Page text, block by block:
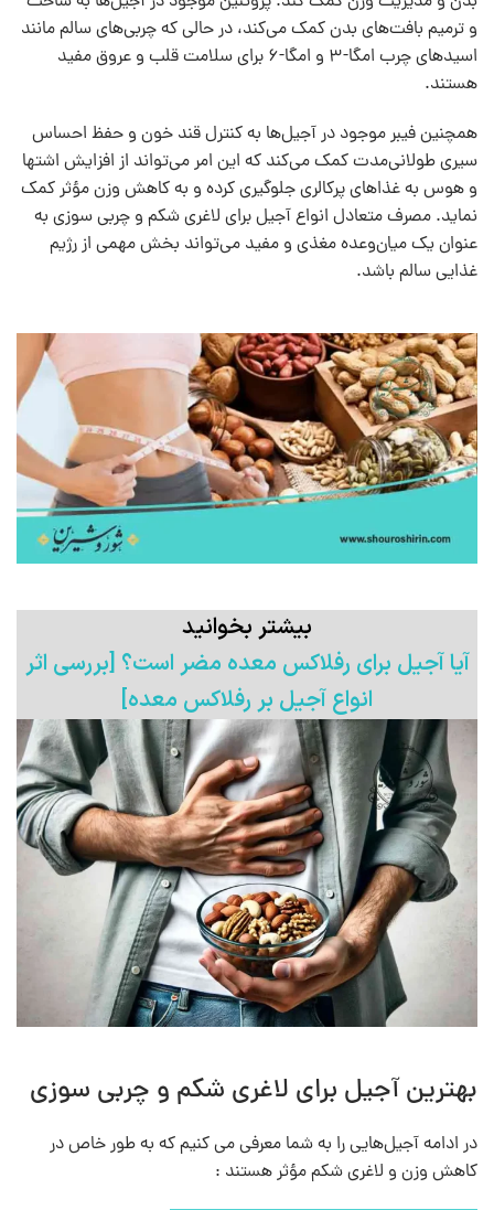
و ترمیم بافت‌های بدن کمک می‌کند، در حالی که چربی‌های سالم مانند
اسیدهای چرب امگا-۳ و امگا-۶ برای سلامت قلب و عروق مفید
هستند.
همچنین فیبر موجود در آجیل‌ها به کنترل قند خون و حفظ احساس
سیری طولانی‌مدت کمک می‌کند که این امر می‌تواند از افزایش اشتها
و هوس به غذاهای پرکالری جلوگیری کرده و به کاهش وزن مؤثر کمک
نماید. مصرف متعادل انواع آجیل برای لاغری شکم و چربی سوزی به
عنوان یک میان‌وعده مغذی و مفید می‌تواند بخش مهمی از رژیم
غذایی سالم باشد.
بیشتر بخوانید
آیا آجیل برای رفلاکس معده​ مضر است؟ [بررسی اثر
انواع آجیل بر رفلاکس معده]
بهترین آجیل برای لاغری شکم و چربی سوزی
در ادامه آجیل‌هایی را به شما معرفی می کنیم که به طور خاص در
کاهش وزن و لاغری شکم مؤثر هستند :